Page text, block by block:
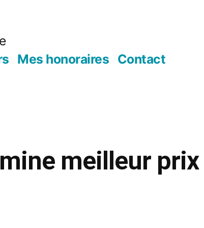
Mes honoraires Contact
meilleur prix